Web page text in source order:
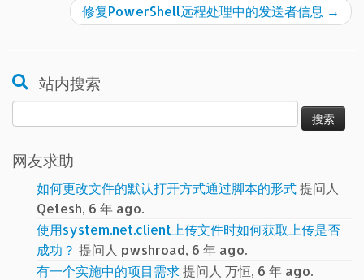
修复PowerShell远程处理中的发送者信息 →
站内搜索
索：
网友求助
如何更改文件的默认打开方式通过脚本的形式提问人
Qetesh, 6 年 ago.
使用system.net.client上传文件时如何获取上传是否
成功？ 提问人 pwshroad, 6 年 ago.
有一个实施中的项目需求提问人 万恒, 6 年 ago.